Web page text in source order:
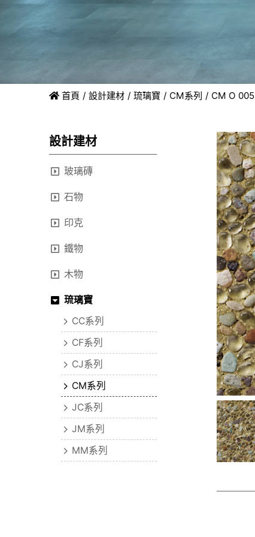
首頁 設計建材 琉璃寶 CM系列 CM O 005
設計建材
玻璃磚
石物
印克
鐵物
木物
琉璃寶
CC系列
CF系列
CJ系列
CM系列
JC系列
JM系列
MM系列